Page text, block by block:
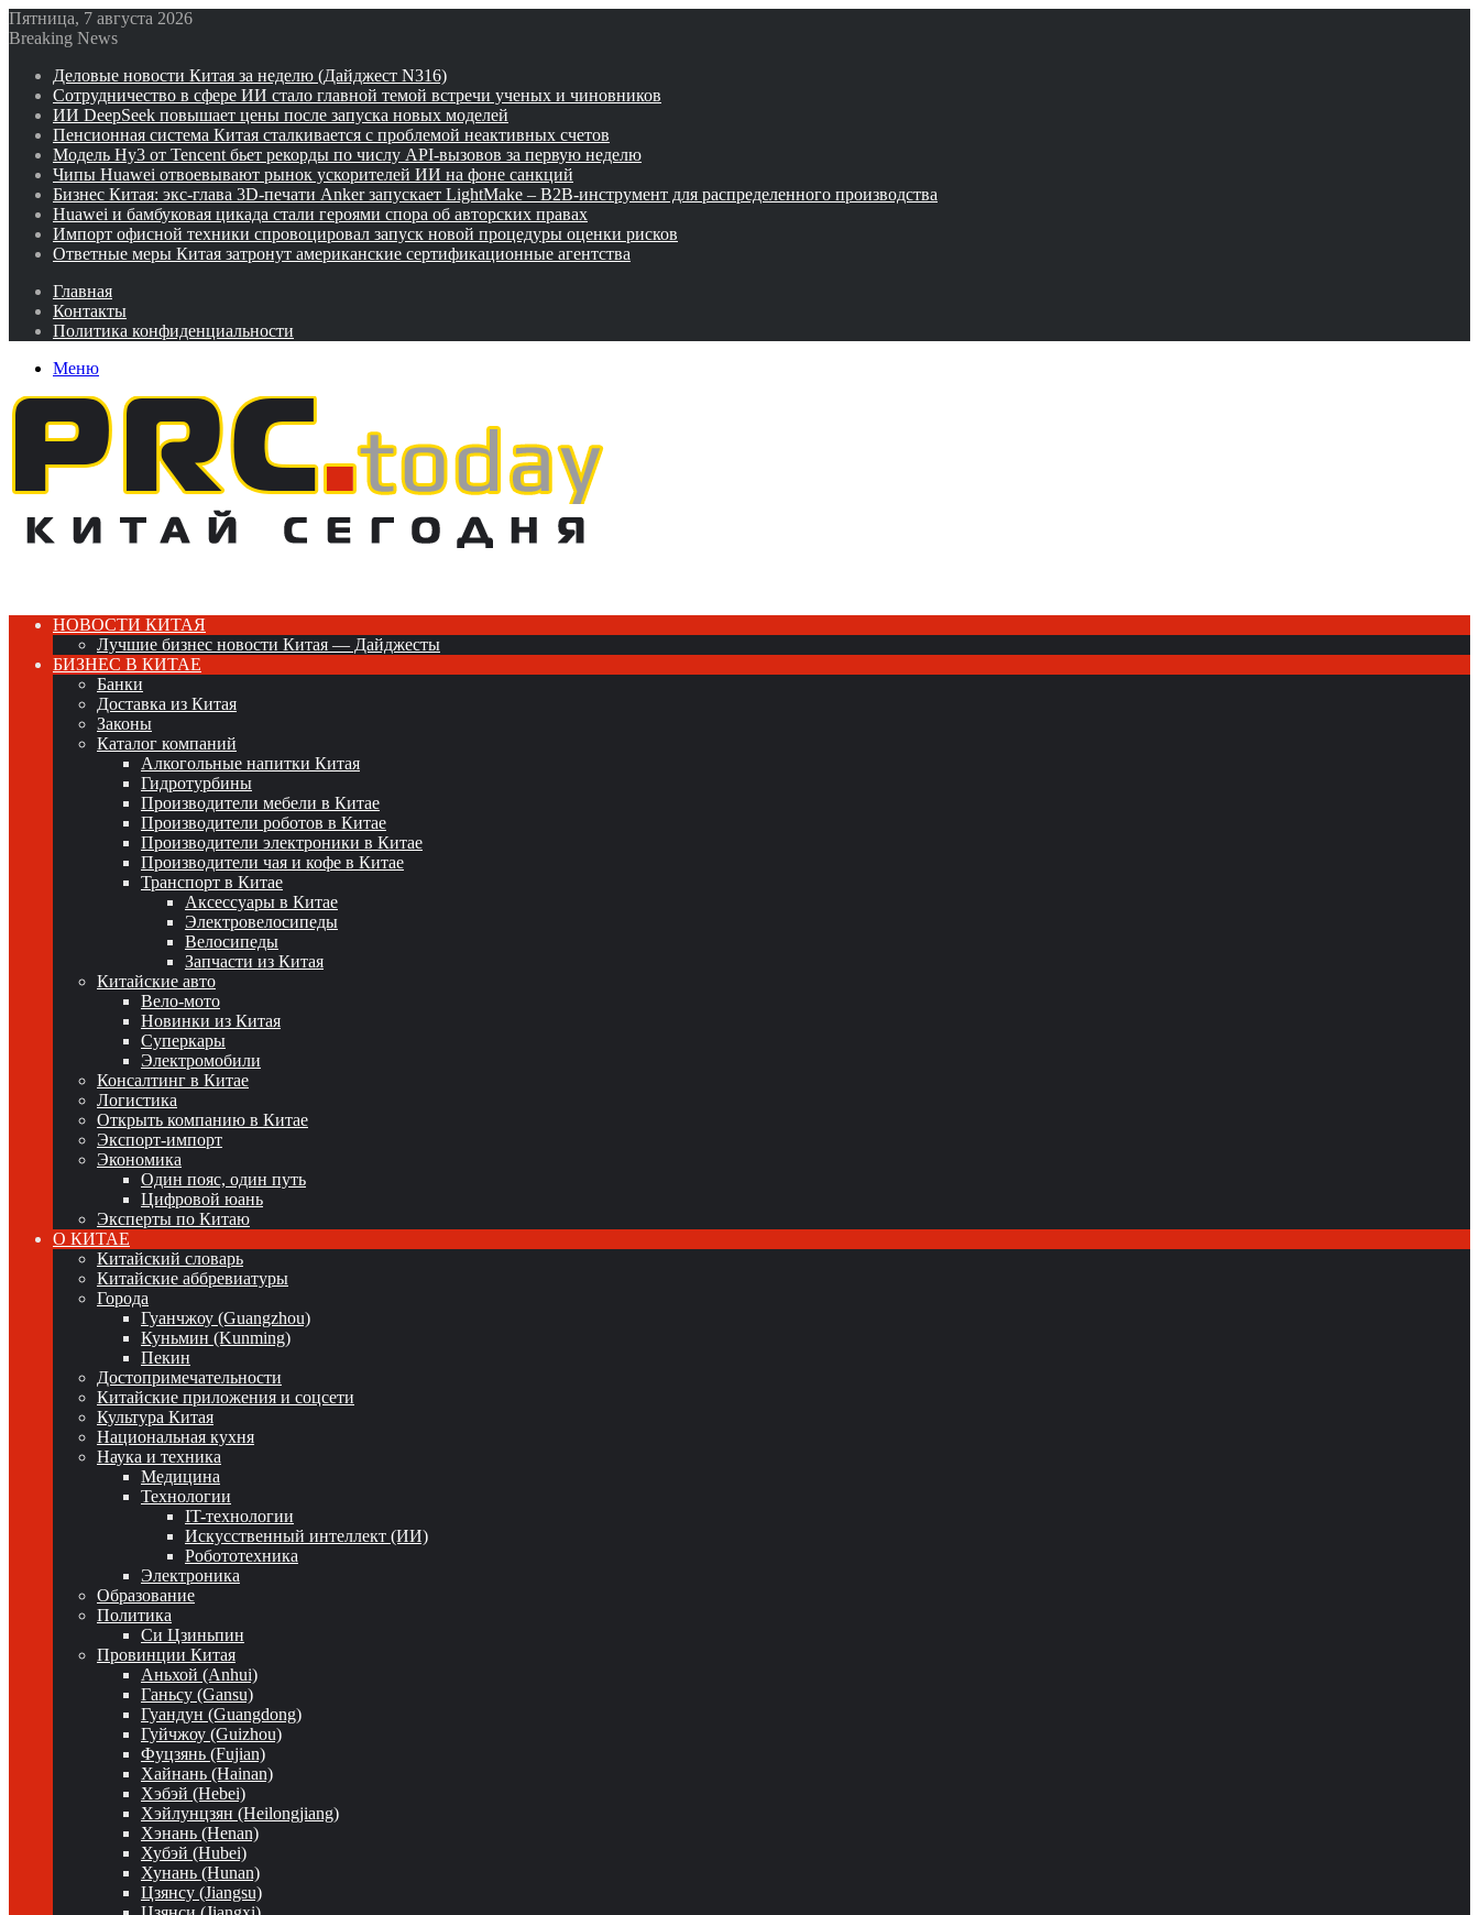
Пятница, 7 августа 2026
Breaking News
Деловые новости Китая за неделю (Дайджест N316)
Сотрудничество в сфере ИИ стало главной темой встречи ученых и чиновников
ИИ DeepSeek повышает цены после запуска новых моделей
Пенсионная система Китая сталкивается с проблемой неактивных счетов
Модель Hy3 от Tencent бьет рекорды по числу API-вызовов за первую неделю
Чипы Huawei отвоевывают рынок ускорителей ИИ на фоне санкций
Бизнес Китая: экс-глава 3D-печати Anker запускает LightMake – B2B-инструмент для распределенного производства
Huawei и бамбуковая цикада стали героями спора об авторских правах
Импорт офисной техники спровоцировал запуск новой процедуры оценки рисков
Ответные меры Китая затронут американские сертификационные агентства
Главная
Контакты
Политика конфиденциальности
Меню
НОВОСТИ КИТАЯ
Лучшие бизнес новости Китая — Дайджесты
БИЗНЕС В КИТАЕ
Банки
Доставка из Китая
Законы
Каталог компаний
Алкогольные напитки Китая
Гидротурбины
Производители мебели в Китае
Производители роботов в Китае
Производители электроники в Китае
Производители чая и кофе в Китае
Транспорт в Китае
Аксессуары в Китае
Электровелосипеды
Велосипеды
Запчасти из Китая
Китайские авто
Вело-мото
Новинки из Китая
Суперкары
Электромобили
Консалтинг в Китае
Логистика
Открыть компанию в Китае
Экспорт-импорт
Экономика
Один пояс, один путь
Цифровой юань
Эксперты по Китаю
О КИТАЕ
Китайский словарь
Китайские аббревиатуры
Города
Гуанчжоу (Guangzhou)
Куньмин (Kunming)
Пекин
Достопримечательности
Китайские приложения и соцсети
Культура Китая
Национальная кухня
Наука и техника
Медицина
Технологии
IT-технологии
Искусственный интеллект (ИИ)
Робототехника
Электроника
Образование
Политика
Си Цзиньпин
Провинции Китая
Аньхой (Anhui)
Ганьсу (Gansu)
Гуандун (Guangdong)
Гуйчжоу (Guizhou)
Фуцзянь (Fujian)
Хайнань (Hainan)
Хэбэй (Hebei)
Хэйлунцзян (Heilongjiang)
Хэнань (Henan)
Хубэй (Hubei)
Хунань (Hunan)
Цзянсу (Jiangsu)